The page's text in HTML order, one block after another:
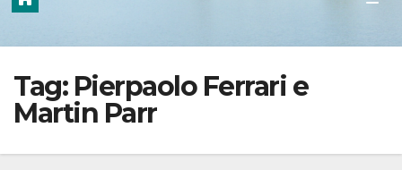
Tag: Pierpaolo Ferrari e
Martin Parr